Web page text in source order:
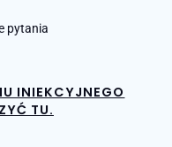
pytania
INIEKCYJNEGO
TU.